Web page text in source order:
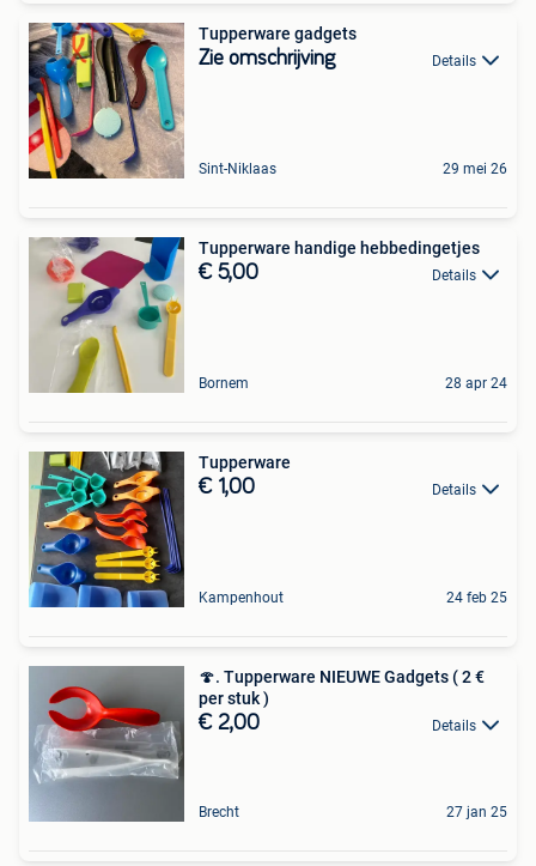
Tupperware gadgets
Zie omschrijving Details
Sint-Niklaas 29 mei 26
Tupperware handige hebbedingetjes
€ 5,00 Details
Bornem 28 apr 24
Tupperware
€ 1,00 Details
Kampenhout 24 feb 25
🍄. Tupperware NIEUWE Gadgets ( 2 €
per stuk )
€ 2,00 Details
Brecht 27 jan 25